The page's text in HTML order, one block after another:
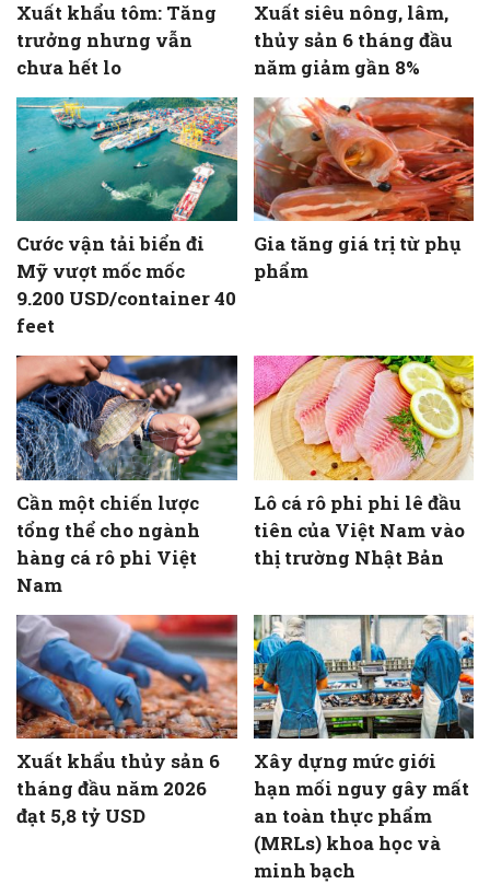
Xuất khẩu tôm: Tăng
trưởng nhưng vẫn
chưa hết lo
Xuất siêu nông, lâm,
thủy sản 6 tháng đầu
năm giảm gần 8%
Cước vận tải biển đi
Mỹ vượt mốc mốc
9.200 USD/container 40
feet
Gia tăng giá trị từ phụ
phẩm
Cần một chiến lược
tổng thể cho ngành
hàng cá rô phi Việt
Nam
Lô cá rô phi phi lê đầu
tiên của Việt Nam vào
thị trường Nhật Bản
Xuất khẩu thủy sản 6
tháng đầu năm 2026
đạt 5,8 tỷ USD
Xây dựng mức giới
hạn mối nguy gây mất
an toàn thực phẩm
(MRLs) khoa học và
minh bạch